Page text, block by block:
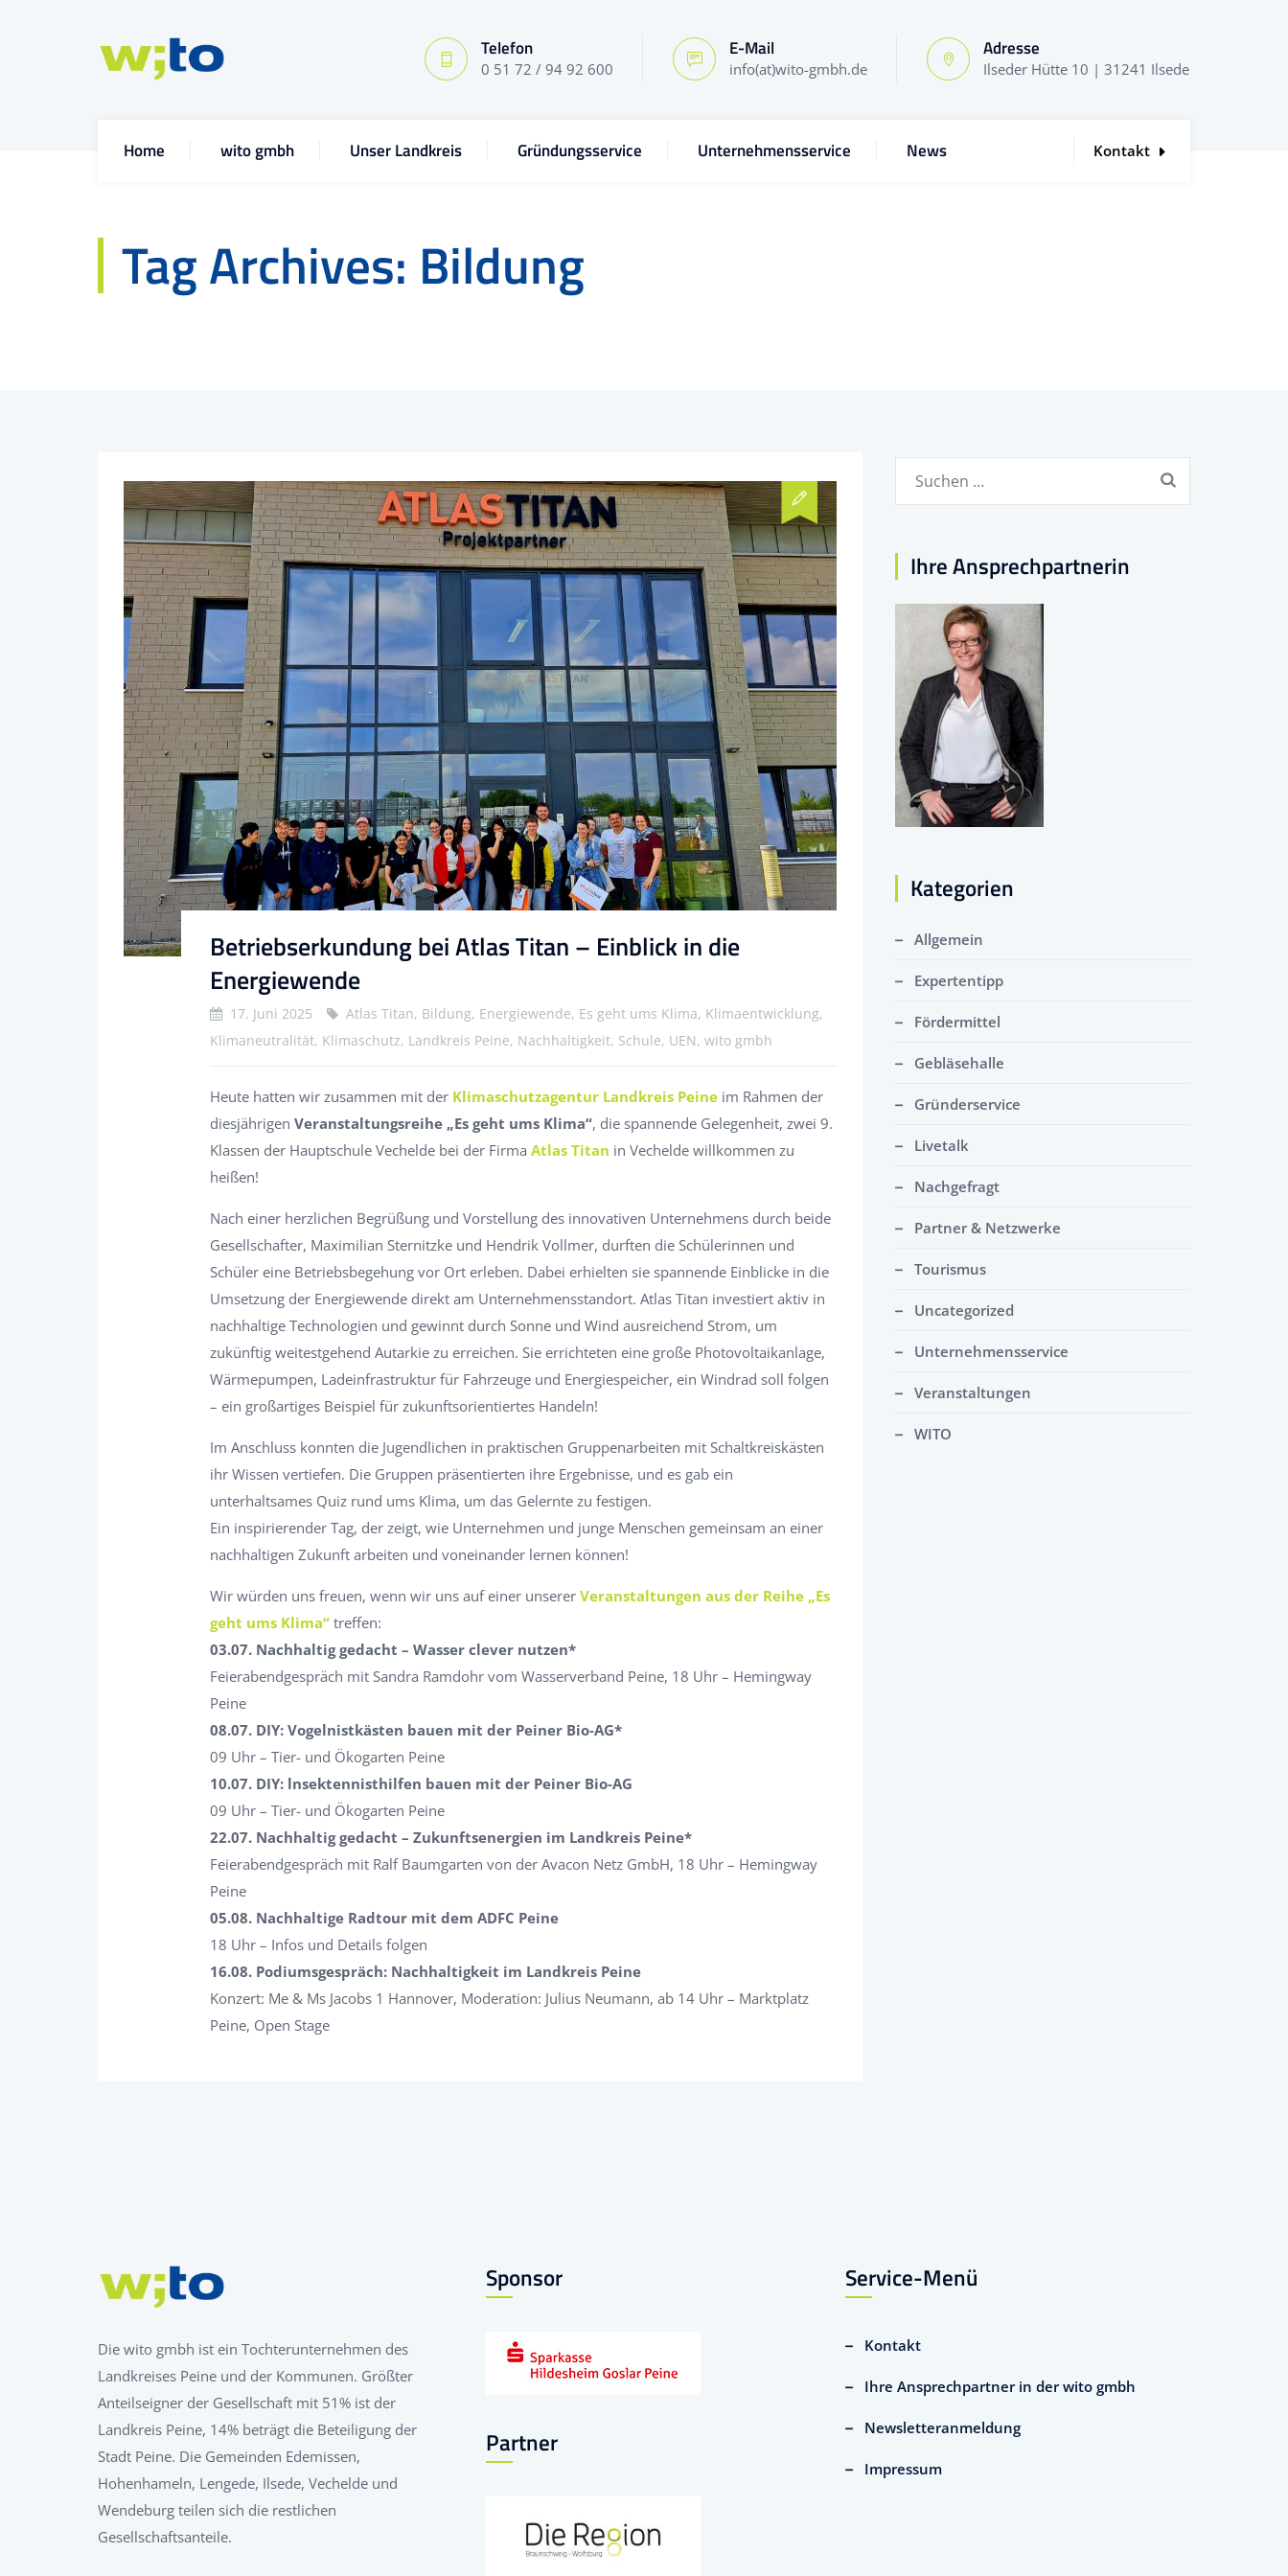
Telefon
0 51 72 / 94 92 600
E-Mail
info(at)wito-gmbh.de
Adresse
Ilseder Hütte 10 | 31241 Ilsede
Home wito gmbh Unser Landkreis Gründungsservice Unternehmensservice News Kontakt
Tag Archives: Bildung
Betriebserkundung bei Atlas Titan – Einblick in die
Energiewende
17. Juni 2025
Atlas Titan, Bildung, Energiewende, Es geht ums Klima, Klimaentwicklung,
Klimaneutralität, Klimaschutz, Landkreis Peine, Nachhaltigkeit, Schule, UEN, wito gmbh
Heute hatten wir zusammen mit der Klimaschutzagentur Landkreis Peine im Rahmen der
diesjährigen Veranstaltungsreihe „Es geht ums Klima“, die spannende Gelegenheit, zwei 9.
Klassen der Hauptschule Vechelde bei der Firma Atlas Titan in Vechelde willkommen zu
heißen!
Nach einer herzlichen Begrüßung und Vorstellung des innovativen Unternehmens durch beide
Gesellschafter, Maximilian Sternitzke und Hendrik Vollmer, durften die Schülerinnen und
Schüler eine Betriebsbegehung vor Ort erleben. Dabei erhielten sie spannende Einblicke in die
Umsetzung der Energiewende direkt am Unternehmensstandort. Atlas Titan investiert aktiv in
nachhaltige Technologien und gewinnt durch Sonne und Wind ausreichend Strom, um
zukünftig weitestgehend Autarkie zu erreichen. Sie errichteten eine große Photovoltaikanlage,
Wärmepumpen, Ladeinfrastruktur für Fahrzeuge und Energiespeicher, ein Windrad soll folgen
– ein großartiges Beispiel für zukunftsorientiertes Handeln!
Im Anschluss konnten die Jugendlichen in praktischen Gruppenarbeiten mit Schaltkreiskästen
ihr Wissen vertiefen. Die Gruppen präsentierten ihre Ergebnisse, und es gab ein
unterhaltsames Quiz rund ums Klima, um das Gelernte zu festigen.
Ein inspirierender Tag, der zeigt, wie Unternehmen und junge Menschen gemeinsam an einer
nachhaltigen Zukunft arbeiten und voneinander lernen können!
Wir würden uns freuen, wenn wir uns auf einer unserer Veranstaltungen aus der Reihe „Es
geht ums Klima“ treffen:
03.07. Nachhaltig gedacht – Wasser clever nutzen*
Feierabendgespräch mit Sandra Ramdohr vom Wasserverband Peine, 18 Uhr – Hemingway
Peine
08.07. DIY: Vogelnistkästen bauen mit der Peiner Bio-AG*
09 Uhr – Tier- und Ökogarten Peine
10.07. DIY: lnsektennisthilfen bauen mit der Peiner Bio-AG
09 Uhr – Tier- und Ökogarten Peine
22.07. Nachhaltig gedacht – Zukunftsenergien im Landkreis Peine*
Feierabendgespräch mit Ralf Baumgarten von der Avacon Netz GmbH, 18 Uhr – Hemingway
Peine
05.08. Nachhaltige Radtour mit dem ADFC Peine
18 Uhr – Infos und Details folgen
16.08. Podiumsgespräch: Nachhaltigkeit im Landkreis Peine
Konzert: Me & Ms Jacobs 1 Hannover, Moderation: Julius Neumann, ab 14 Uhr – Marktplatz
Peine, Open Stage
Suchen
Ihre Ansprechpartnerin
Kategorien
Allgemein
Expertentipp
Fördermittel
Gebläsehalle
Gründerservice
Livetalk
Nachgefragt
Partner & Netzwerke
Tourismus
Uncategorized
Unternehmensservice
Veranstaltungen
WITO
Die wito gmbh ist ein Tochterunternehmen des
Landkreises Peine und der Kommunen. Größter
Anteilseigner der Gesellschaft mit 51% ist der
Landkreis Peine, 14% beträgt die Beteiligung der
Stadt Peine. Die Gemeinden Edemissen,
Hohenhameln, Lengede, Ilsede, Vechelde und
Wendeburg teilen sich die restlichen
Gesellschaftsanteile.
Sponsor
Partner
Service-Menü
Kontakt
Ihre Ansprechpartner in der wito gmbh
Newsletteranmeldung
Impressum